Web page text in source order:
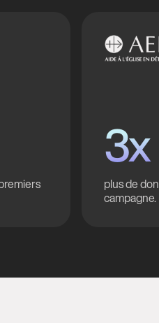
3x
plus de
campagne.